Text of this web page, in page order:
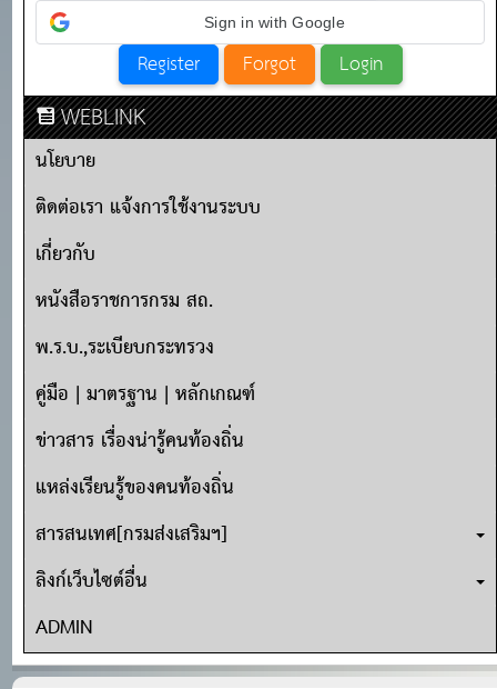
Sign in with Google
WEBLINK
นโยบาย
ติดต่อเรา แจ้งการใช้งานระบบ
เกี่ยวกับ
หนังสือราชการกรม สถ.
พ.ร.บ.,ระเบียบกระทรวง
คู่มือ | มาตรฐาน | หลักเกณฑ์
ข่าวสาร เรื่องน่ารู้คนท้องถิ่น
แหล่งเรียนรู้ของคนท้องถิ่น
สารสนเทศ[กรมส่งเสริมฯ]
ลิงก์เว็บไซต์อื่น
ADMIN